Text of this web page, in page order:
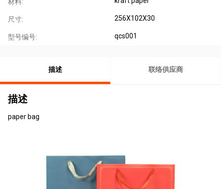
尺寸: 256X102X30
型号编号: qcs001
描述 联络供应商
描述
paper bag